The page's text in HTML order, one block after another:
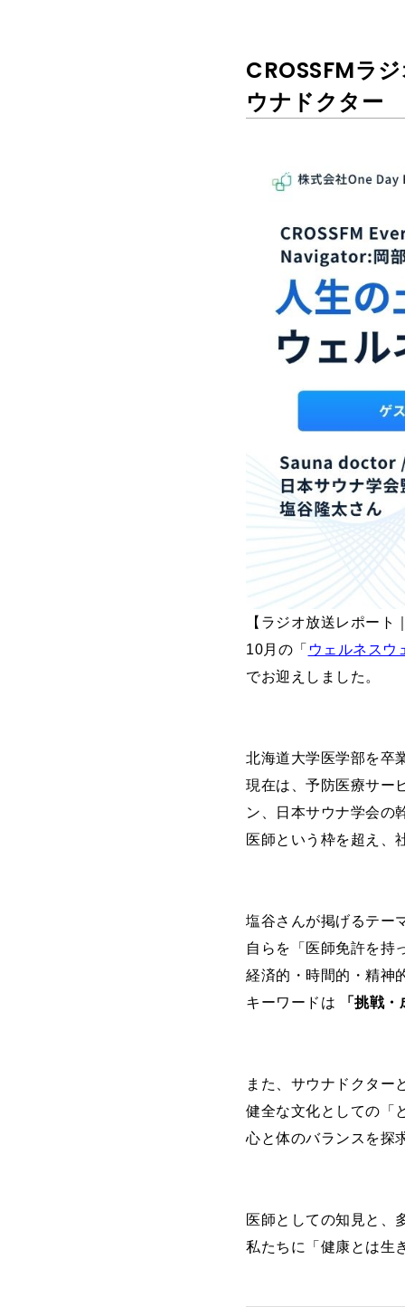
CROSSFMラ
ウナドクター
【ラジオ放送レポー
10月の「 ウェルネスウ
でお迎えしました。
北海道大学医学部を卒
現在は、予防医療サー
ン、日本サウナ学会の
医師という枠を超え、
塩谷さんが掲げるテー
自らを「医師免許を持
経済的・時間的・精神
キーワードは
「挑戦
また、サウナドクター
健全な文化としての「
心と体のバランスを探
医師としての知見と、
私たちに「健康とは生